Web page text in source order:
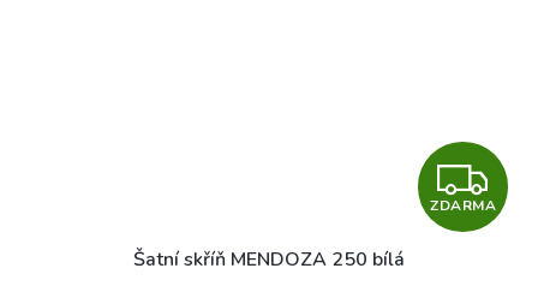
Z
D
ZDARMA
Šatní skříň MENDOZA 250 bílá